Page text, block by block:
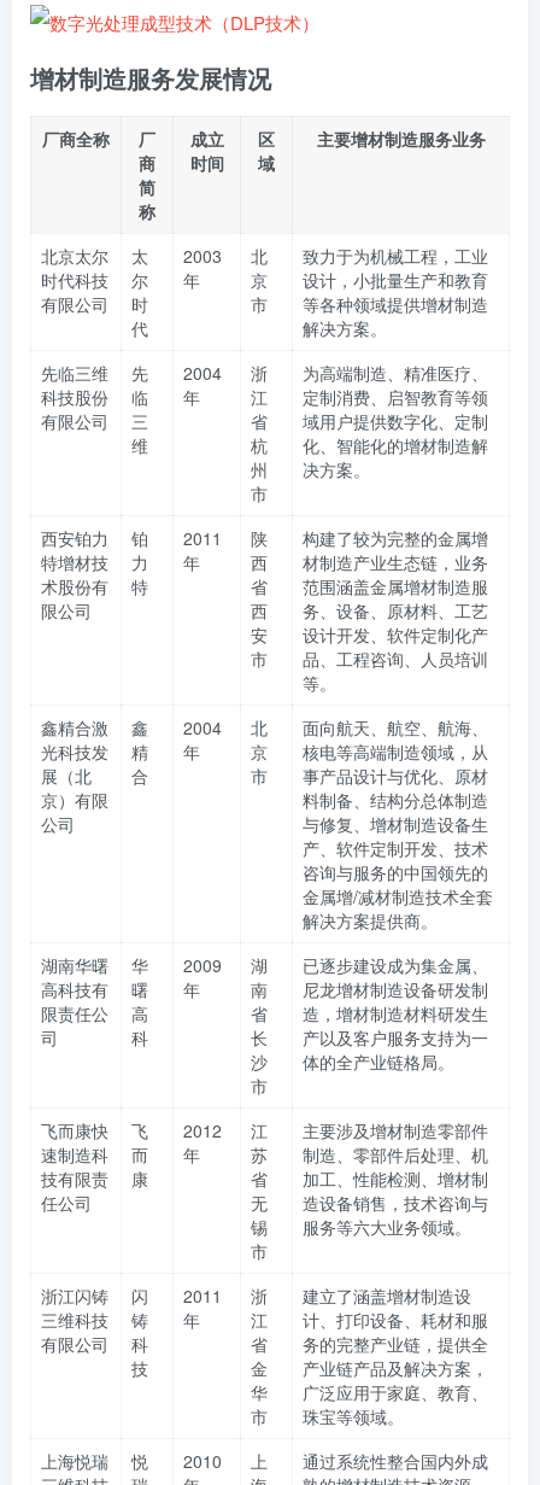
增材制造服务发展情况
厂商全称
厂
商
简
称
成立
时间
区
域
主要增材制造服务业务
北京太尔
时代科技
有限公司
太
尔
时
代
2003
年
北
京
市
致力于为机械工程，工业
设计，小批量生产和教育
等各种领域提供增材制造
解决方案。
先临三维
科技股份
有限公司
先
临
三
维
2004
年
浙
江
省
杭
州
市
为高端制造、精准医疗、
定制消费、启智教育等领
域用户提供数字化、定制
化、智能化的增材制造解
决方案。
西安铂力
特增材技
术股份有
限公司
铂
力
特
2011
年
陕
西
省
西
安
市
构建了较为完整的金属增
材制造产业生态链，业务
范围涵盖金属增材制造服
务、设备、原材料、工艺
设计开发、软件定制化产
品、工程咨询、人员培训
等。
鑫精合激
光科技发
展（北
京）有限
公司
鑫
精
合
2004
年
北
京
市
面向航天、航空、航海、
核电等高端制造领域，从
事产品设计与优化、原材
料制备、结构分总体制造
与修复、增材制造设备生
产、软件定制开发、技术
咨询与服务的中国领先的
金属增/减材制造技术全套
解决方案提供商。
湖南华曙
高科技有
限责任公
司
华
曙
高
科
2009
年
湖
南
省
长
沙
市
已逐步建设成为集金属、
尼龙增材制造设备研发制
造，增材制造材料研发生
产以及客户服务支持为一
体的全产业链格局。
飞而康快
速制造科
技有限责
任公司
飞
而
康
2012
年
江
苏
省
无
锡
市
主要涉及增材制造零部件
制造、零部件后处理、机
加工、性能检测、增材制
造设备销售，技术咨询与
服务等六大业务领域。
浙江闪铸
三维科技
有限公司
闪
铸
科
技
2011
年
浙
江
省
金
华
市
建立了涵盖增材制造设
计、打印设备、耗材和服
务的完整产业链，提供全
产业链产品及解决方案，
广泛应用于家庭、教育、
珠宝等领域。
上海悦瑞
悦
2010
上
通过系统性整合国内外成